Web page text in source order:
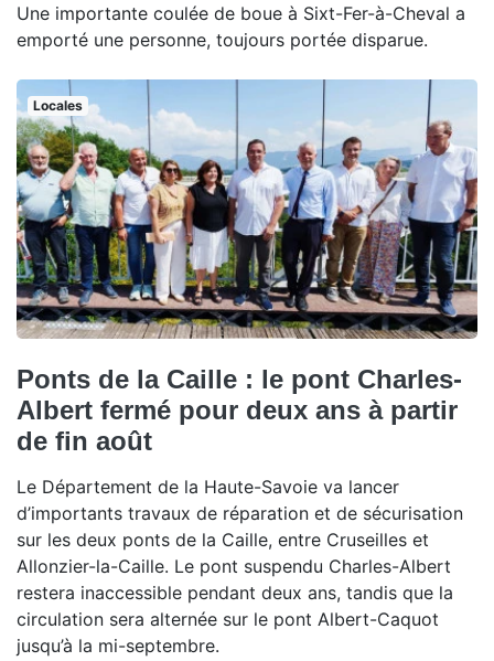
Une importante coulée de boue à Sixt-Fer-à-Cheval a
emporté une personne, toujours portée disparue.
Locales
Ponts de la Caille : le pont Charles-
Albert fermé pour deux ans à partir
de fin août
Le Département de la Haute-Savoie va lancer
d’importants travaux de réparation et de sécurisation
sur les deux ponts de la Caille, entre Cruseilles et
Allonzier-la-Caille. Le pont suspendu Charles-Albert
restera inaccessible pendant deux ans, tandis que la
circulation sera alternée sur le pont Albert-Caquot
jusqu’à la mi-septembre.